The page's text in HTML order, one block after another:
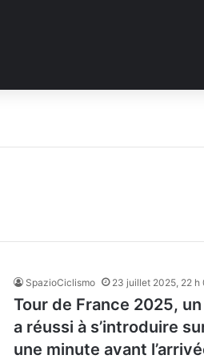
SpazioCiclismo 23 juillet 2025, 22 h
Tour de France 2025,
a réussi à s’introduire
une minute avant